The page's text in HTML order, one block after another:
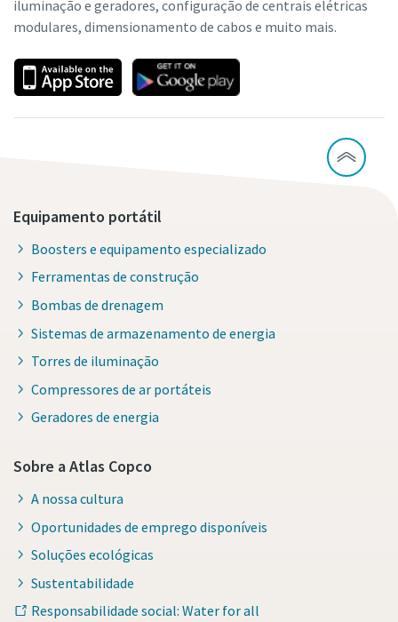
iluminação e geradores, configuração de centrais elétricas
modulares, dimensionamento de cabos e muito mais.
Equipamento portátil
Boosters e equipamento especializado
Ferramentas de construção
Bombas de drenagem
Sistemas de armazenamento de energia
Torres de iluminação
Compressores de ar portáteis
Geradores de energia
Sobre a Atlas Copco
A nossa cultura
Oportunidades de emprego disponíveis
Soluções ecológicas
Sustentabilidade
Responsabilidade social: Water for all